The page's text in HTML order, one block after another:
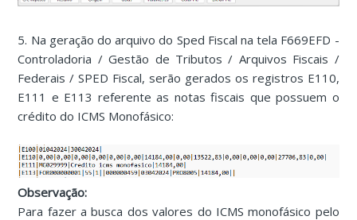
5. Na geração do arquivo do Sped Fiscal na tela F669EFD -
Controladoria / Gestão de Tributos / Arquivos Fiscais /
Federais / SPED Fiscal, serão gerados os registros E110,
E111 e E113 referente as notas fiscais que possuem o
crédito do ICMS Monofásico:
Observação:
Para fazer a busca dos valores do ICMS monofásico pelo